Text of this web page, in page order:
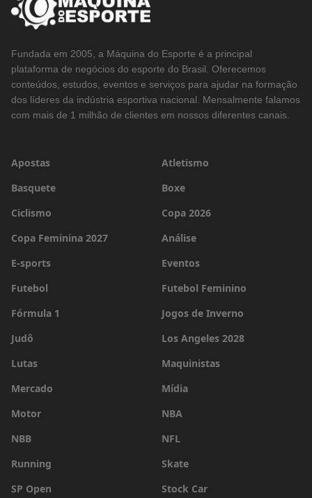
Fundada em 2005, a Máquina do Esporte é a principal
plataforma de negócios do esporte do Brasil. Oferecemos
conteúdos, estudos, eventos e serviços para ajudar na formação
dos líderes da indústria esportiva nacional. Mensalmente falamos
com mais de 1 milhão de clientes em nossos diferentes canais.
Apostas
Atletismo
Basquete
Boxe
Ciclismo
Copa 2026
Copa Feminina 2027
Análise
E-sports
Eventos
Futebol
Futebol Feminino
Fórmula 1
Jogos de Inverno
Judô
Los Angeles 2028
Lutas
Maquinistas
Mercado
Mídia
Motor
NBA
NBB
NFL
Running
Skate
SP Open
Stock Car